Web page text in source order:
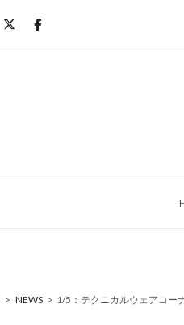
> NEWS > 1/5：テクニカルウェアコー